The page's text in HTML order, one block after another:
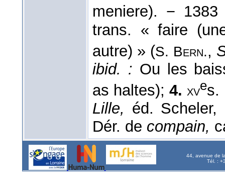
meniere). − 1383
trans. « faire
autre) » (S. Bern.,
ibid. : Ou les
as haltes);4. xves.
Lille, éd.
Dér. de compain,
44, avenue de
Tél. :